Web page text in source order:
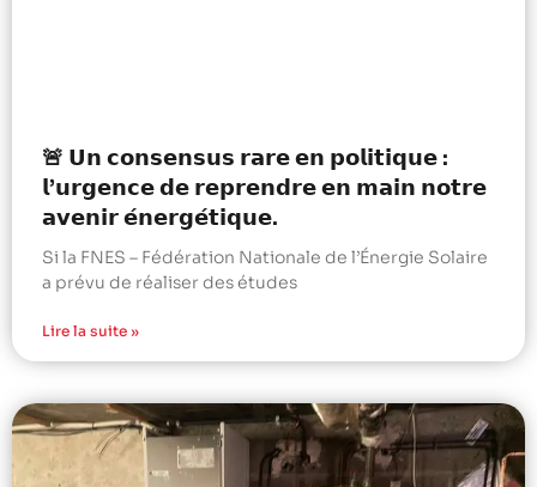
🚨 𝗨𝗻 𝗰𝗼𝗻𝘀𝗲𝗻𝘀𝘂𝘀 𝗿𝗮𝗿𝗲 𝗲𝗻 𝗽𝗼𝗹𝗶𝘁𝗶𝗾𝘂𝗲 :
𝗹’𝘂𝗿𝗴𝗲𝗻𝗰𝗲 𝗱𝗲 𝗿𝗲𝗽𝗿𝗲𝗻𝗱𝗿𝗲 𝗲𝗻 𝗺𝗮𝗶𝗻 𝗻𝗼𝘁𝗿𝗲
𝗮𝘃𝗲𝗻𝗶𝗿 𝗲́𝗻𝗲𝗿𝗴𝗲́𝘁𝗶𝗾𝘂𝗲.
Si la FNES – Fédération Nationale de l’Énergie Solaire
a prévu de réaliser des études
Lire la suite »